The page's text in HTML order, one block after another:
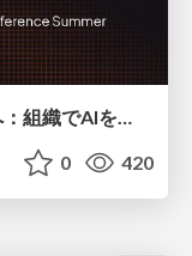
AI駆動開発は個人技からチーム戦へ：組織でAIを使いこなすための実践設計
0 420